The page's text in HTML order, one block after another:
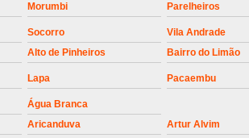
Morumbi Parelheiros
Socorro Vila Andrade
Alto de Pinheiros Bairro do Limão
Lapa Pacaembu
Água Branca
Aricanduva Artur Alvim